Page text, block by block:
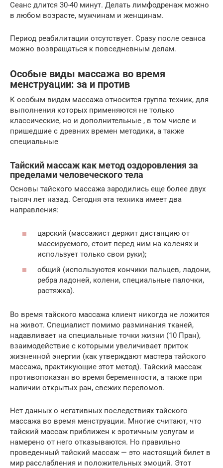
Сеанс длится 30-40 минут. Делать лимфодренаж можно
в любом возрасте, мужчинам и женщинам.
Период реабилитации отсутствует. Сразу после сеанса
можно возвращаться к повседневным делам.
Особые виды массажа во время
менструации: за и против
К особым видам массажа относится группа техник, для
выполнения которых применяются не только
классические, но и дополнительные , в том числе и
пришедшие с древних времен методики, а также
специальные
Тайский массаж как метод оздоровления за
пределами человеческого тела
Основы тайского массажа зародились еще более двух
тысяч лет назад. Сегодня эта техника имеет два
направления:
царский (массажист держит дистанцию от
массируемого, стоит перед ним на коленях и
использует только свои руки);
общий (используются кончики пальцев, ладони,
ребра ладоней, колени, специальные палочки,
растяжка).
Во время тайского массажа клиент никогда не ложится
на живот. Специалист помимо разминания тканей,
надавливает на специальные точки жизни (10 Пран),
взаимодействие с которыми увеличивает приток
жизненной энергии (как утверждают мастера тайского
массажа, практикующие этот метод). Тайский массаж
противопоказан во время беременности, а также при
наличии открытых ран, свежих переломов.
Нет данных о негативных последствиях тайского
массажа во время менструации. Многие считают, что
тайский массаж приближен к эротичным услугам и
намерено от него отказываются. Но правильно
проведенный тайский массаж — это настоящий билет в
мир расслабления и положительных эмоций. Этот